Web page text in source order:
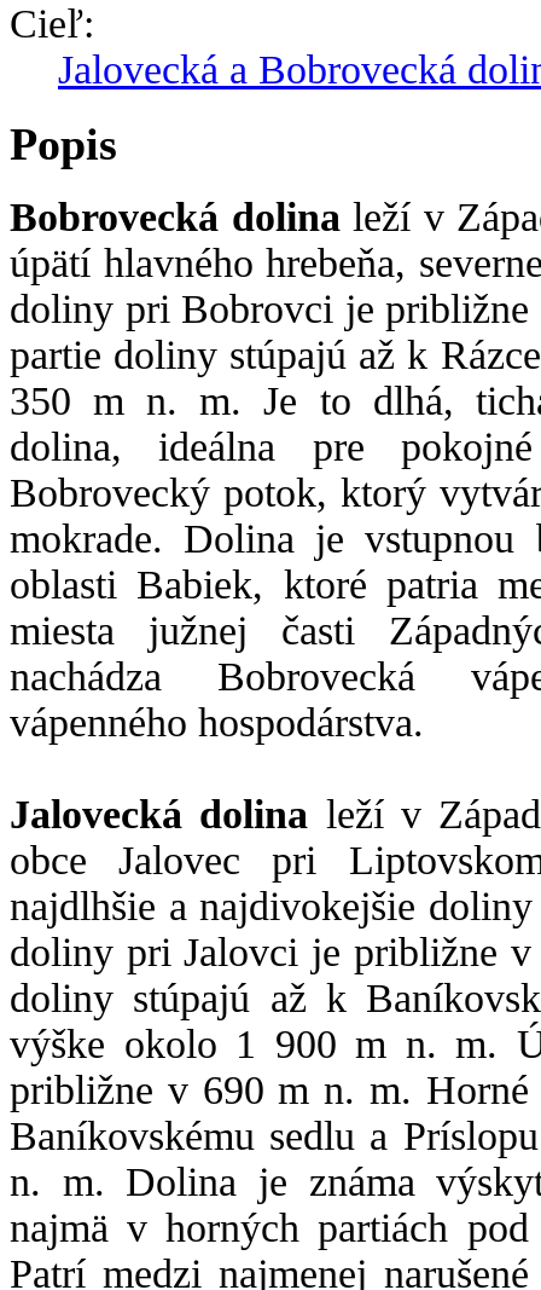
Cieľ:
Jalovecká a Bobrovecká
Popis
Bobrovecká dolinaleží v
úpätí hlavného hrebeňa,
doliny pri Bobrovci je
partie doliny stúpajú až k
350 m n. m. Je to dlhá,
dolina, ideálna pre
Bobrovecký potok, ktorý
mokrade. Dolina je
oblasti Babiek, ktoré patria
miesta južnej časti
nachádza Bobrovecká
vápenného hospodárstva.
Jalovecká dolina leží v
obce Jalovec pri
najdlhšie a najdivokejšie
doliny pri Jalovci je približne
doliny stúpajú až k
výške okolo 1 900 m n. m.
približne v 690 m n. m.
Baníkovskému sedlu a
n. m. Dolina je známa
najmä v horných partiách
Patrí medzi najmenej